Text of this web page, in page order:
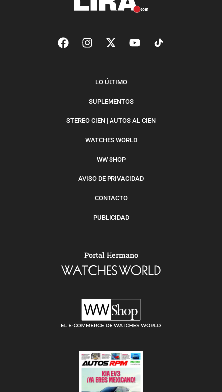
LO ÚLTIMO
SUPLEMENTOS
STEREO CIEN | AUTOS AL CIEN
WATCHES WORLD
WW SHOP
AVISO DE PRIVACIDAD
CONTACTO
PUBLICIDAD
Portal Hermano